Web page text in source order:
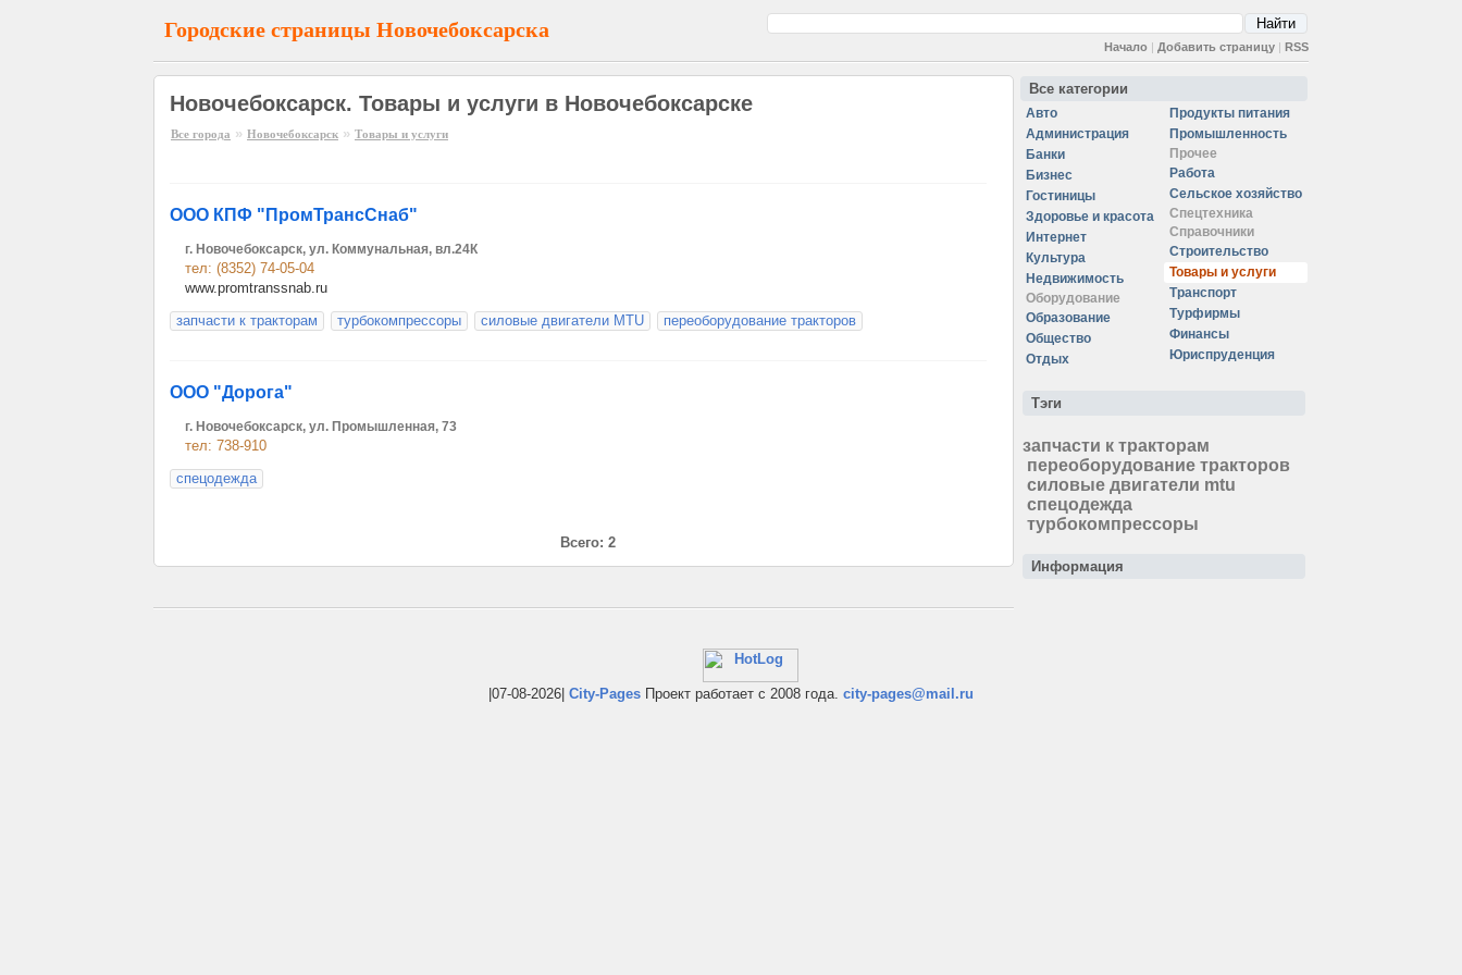
Городские страницы Новочебоксарска
Начало | Добавить страницу | RSS
Новочебоксарск. Товары и услуги в Новочебоксарске
Все города » Новочебоксарск » Товары и услуги
ООО КПФ "ПромТрансСнаб"
г. Новочебоксарск, ул. Коммунальная, вл.24К
тел: (8352) 74-05-04
www.promtranssnab.ru
запчасти к тракторам
турбокомпрессоры силовые двигатели MTU переоборудование тракторов
ООО "Дорога"
г. Новочебоксарск, ул. Промышленная, 73
тел: 738-910
спецодежда
Всего: 2
Все категории
Авто
Администрация
Банки
Бизнес
Гостиницы
Здоровье и красота
Интернет
Культура
Недвижимость
Оборудование
Образование
Общество
Отдых
Продукты питания
Промышленность
Прочее
Работа
Сельское хозяйство
Спецтехника
Справочники
Строительство
Товары и услуги
Транспорт
Турфирмы
Финансы
Юриспруденция
Тэги
запчасти к тракторам
переоборудование тракторов
силовые двигатели mtu
спецодежда
турбокомпрессоры
Информация
|07-08-2026| City-Pages Проект работает с 2008 года. city-pages@mail.ru